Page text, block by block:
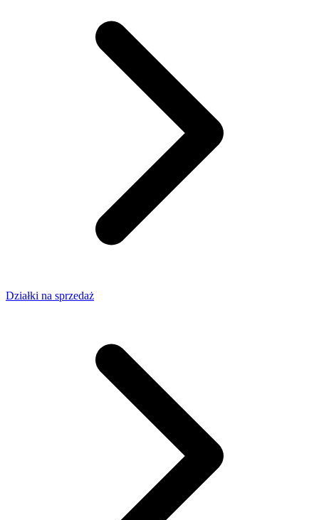
Działki na sprzedaż